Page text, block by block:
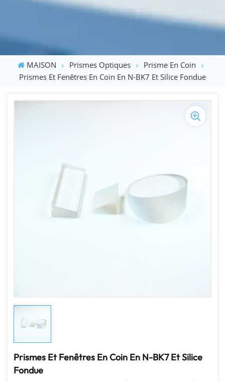
MAISON Prismes Optiques
Prisme En Coin
Prismes Et Fenêtres En Coin En N-BK7 Et Silice Fondue
Prismes Et Fenêtres En Coin En N-BK7 Et Silice
Fondue